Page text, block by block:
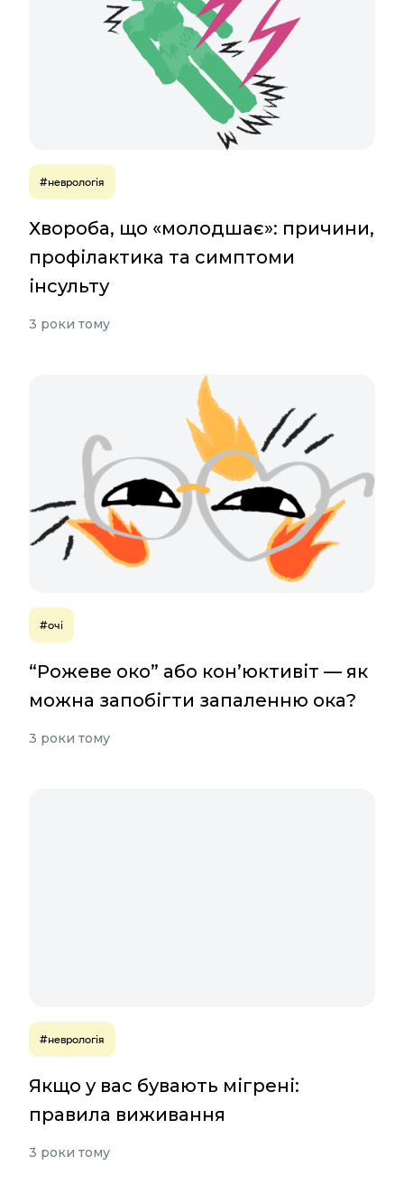
#неврологія
Хвороба, що «молодшає»: причини,
профілактика та симптоми
інсульту
3 роки тому
#очі
“Рожеве око” або кон’юктивіт — як
можна запобігти запаленню ока?
3 роки тому
#неврологія
Якщо у вас бувають мігрені:
правила виживання
3 роки тому